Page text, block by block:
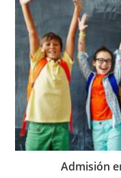
Admisión